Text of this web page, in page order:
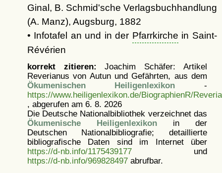
Ginal, B. Schmid'sche Verlagsbuchhandlung
(A. Manz), Augsburg, 1882
• Infotafel an und in der Pfarrkirche in Saint-
Révérien
korrekt zitieren: Joachim Schäfer: Artikel
Reverianus von Autun und Gefährten, aus dem
Ökumenischen Heiligenlexikon -
https://www.heiligenlexikon.de/BiographienR/
, abgerufen am 6. 8. 2026
Die Deutsche Nationalbibliothek verzeichnet das
Ökumenische Heiligenlexikonin der
Deutschen Nationalbibliografie; detaillierte
bibliografische Daten sind im Internet über
https://d-nb.info/1175439177und
https://d-nb.info/969828497abrufbar.